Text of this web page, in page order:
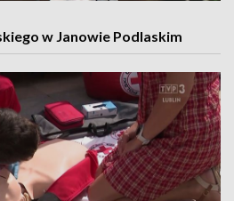
w Janowie Podlaskim